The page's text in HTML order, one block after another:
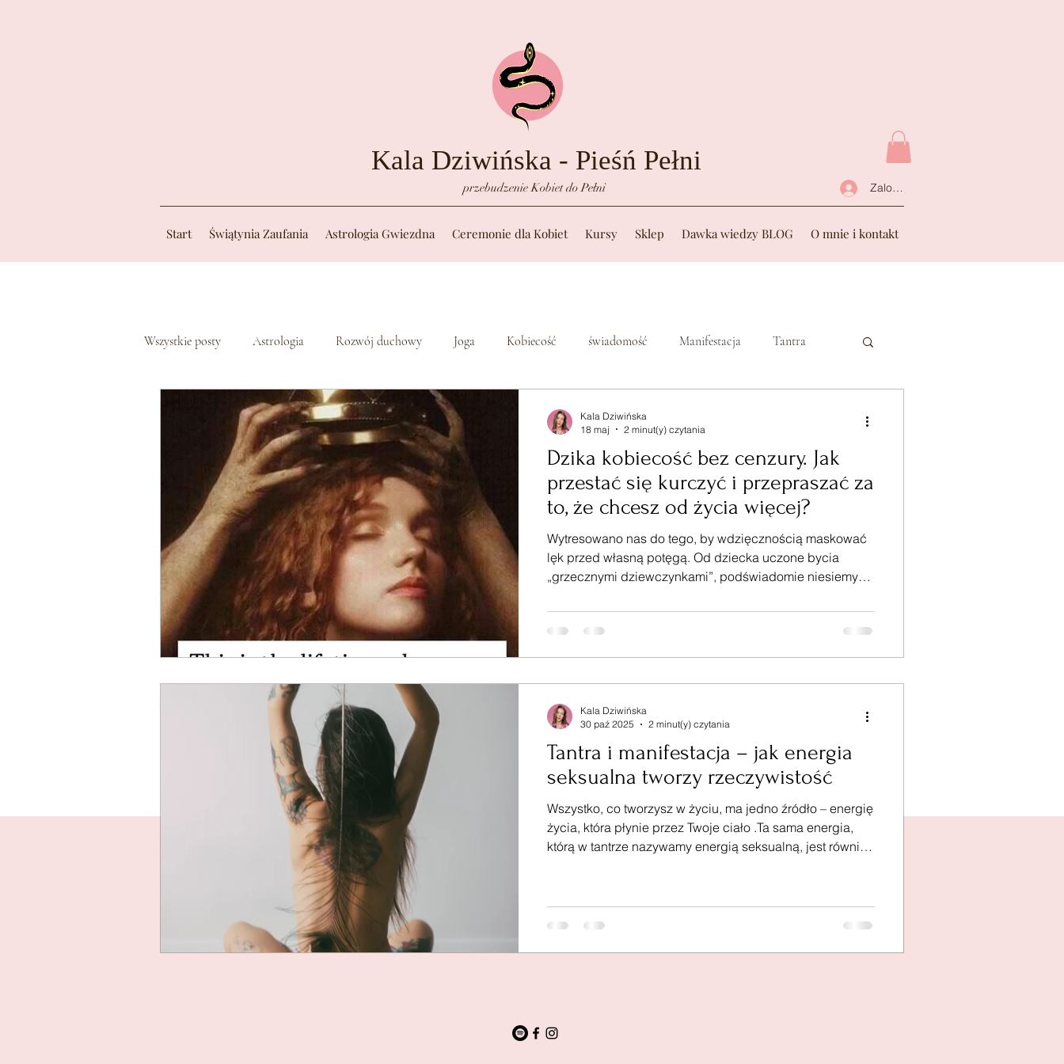
Kala Dziwińska - Pieśń Pełni
przebudzenie Kobiet do Pełni Zaloguj się
Start Świątynia Zaufania Astrologia Gwiezdna Ceremonie dla Kobiet Kursy Sklep Dawka wiedzy BLOG O mnie i kontakt
Wszystkie posty Astrologia Rozwój duchowy Joga Kobiecość świadomość Manifestacja Tantra
Dzika kobiecość bez cenzury. Jak
przestać się kurczyć i przepraszać za
to, że chcesz od życia więcej?
Wytresowano nas do tego, by wdzięcznością maskować
lęk przed własną potęgą. Od dziecka uczone bycia
„grzecznymi dziewczynkami”, podświadomie niesiemy
każdym razem, gdy chcemy sięgnąć po coś, co wykracza
poza społeczny standard.
Kala Dziwińska
18 maj
2 minut(y) czytania
Tantra i manifestacja – jak energia
seksualna tworzy rzeczywistość
Wszystko, co tworzysz w życiu, ma jedno źródło – energię
życia, która płynie przez Twoje ciało .Ta sama energia,
którą w tantrze nazywamy energią seksualną, jest również
zaczynasz naprawdę czuć swoje ciało – jego puls,
ciepło, subtelne wibracje – zaczynasz dotykać swojej
Kala Dziwińska
30 paź 2025
2 minut(y) czytania